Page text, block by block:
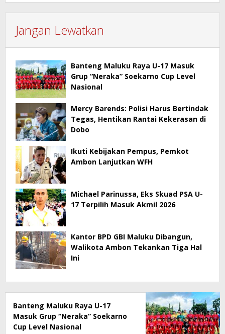
Jangan Lewatkan
Banteng Maluku Raya U-17 Masuk
Grup “Neraka” Soekarno Cup Level
Nasional
Mercy Barends: Polisi Harus Bertindak
Tegas, Hentikan Rantai Kekerasan di
Dobo
Ikuti Kebijakan Pempus, Pemkot
Ambon Lanjutkan WFH
Michael Parinussa, Eks Skuad PSA U-
17 Terpilih Masuk Akmil 2026
Kantor BPD GBI Maluku Dibangun,
Walikota Ambon Tekankan Tiga Hal
Ini
Banteng Maluku Raya U-17
Masuk Grup “Neraka” Soekarno
Cup Level Nasional